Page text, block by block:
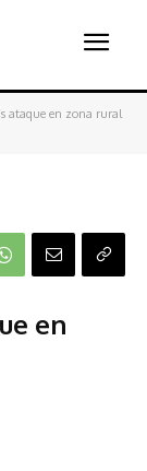
ataque en zona rural
en